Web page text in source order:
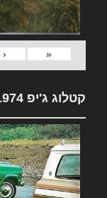
«
‹
קטלוג ג'יפ 1974